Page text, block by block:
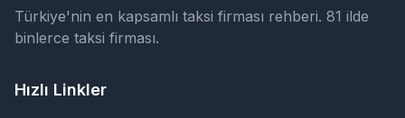
Türkiye'nin en kapsamlı taksi firması rehberi. 81 ilde
binlerce taksi firması.
Hızlı Linkler